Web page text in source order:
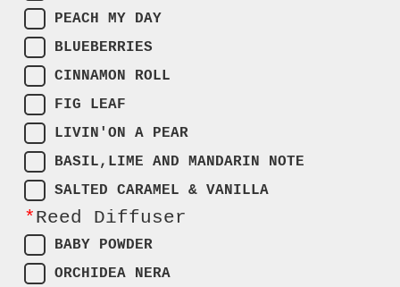
PEACH MY DAY
BLUEBERRIES
CINNAMON ROLL
FIG LEAF
LIVIN'ON A PEAR
BASIL,LIME AND MANDARIN NOTE
SALTED CARAMEL & VANILLA
*Reed Diffuser
BABY POWDER
ORCHIDEA NERA